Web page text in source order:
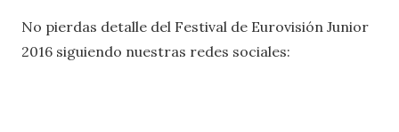
No pierdas detalle del Festival de Eurovisión Junior
2016 siguiendo nuestras redes sociales: